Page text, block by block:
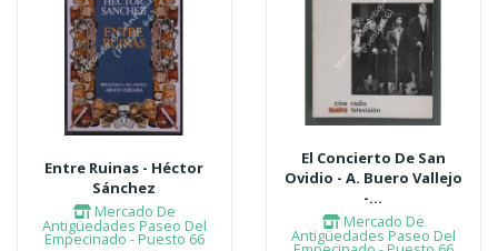
Entre Ruinas - Héctor
Sánchez
Mercado De
Antigüedades Paseo Del
Empecinado - Puesto 66
El Concierto De San
Ovidio - A. Buero Vallejo
-...
Mercado De
Antigüedades Paseo Del